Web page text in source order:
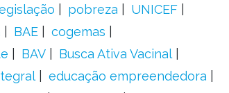
pobreza
UNICEF
BAE
cogemas
BAV
Busca Ativa Vacinal
educação empreendedora